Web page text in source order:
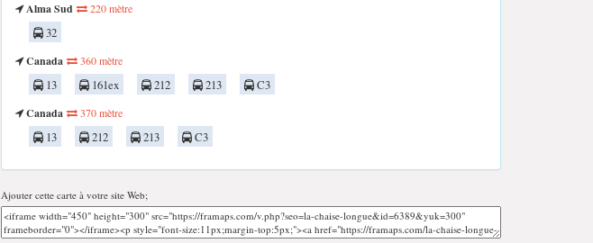
Alma Sud
220 mètre
32
Canada
360 mètre
13 161ex 212 213
C3
Canada
370 mètre
13 212 213 C3
Ajouter cette carte à votre site Web;